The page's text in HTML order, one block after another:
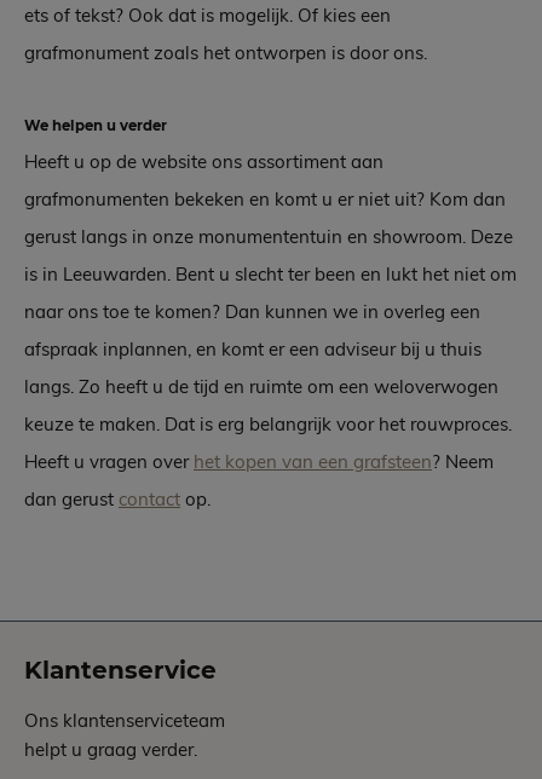
ets of tekst? Ook dat is mogelijk. Of kies een
grafmonument zoals het ontworpen is door ons.
We helpen u verder
Heeft u op de website ons assortiment aan
grafmonumenten bekeken en komt u er niet uit? Kom dan
gerust langs in onze monumententuin en showroom. Deze
is in Leeuwarden. Bent u slecht ter been en lukt het niet om
naar ons toe te komen? Dan kunnen we in overleg een
afspraak inplannen, en komt er een adviseur bij u thuis
langs. Zo heeft u de tijd en ruimte om een weloverwogen
keuze te maken. Dat is erg belangrijk voor het rouwproces.
Heeft u vragen over het kopen van een grafsteen? Neem
dan gerust contact op.
Klantenservice
Ons klantenserviceteam
helpt u graag verder.